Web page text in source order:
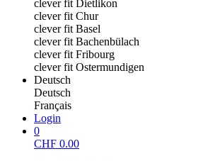
clever fit Dietlikon
clever fit Chur
clever fit Basel
clever fit Bachenbülach
clever fit Fribourg
clever fit Ostermundigen
Deutsch
Deutsch
Français
Login
0
CHF 0.00